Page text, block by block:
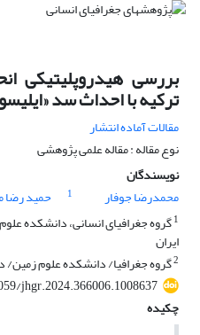
بررسی هیدروپلیتیکی
ترکیه با احداث سد
مقالات آماده انتشار
نوع مقاله : مقاله علمی پژوهشی
نویسندگان
محمدرضا جوفار
1 حمید
1گروه جغرافیای انسانی، دانشکده
ایران
2گروه جغرافیا/ دانشکده علوم زمین/
jhgr.2024.366006.1008637
چکیده